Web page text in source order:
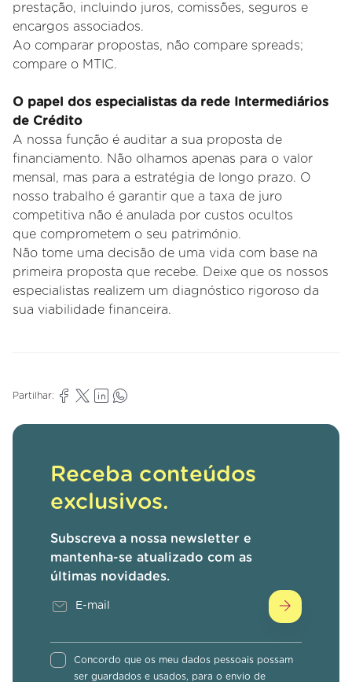
prestação, incluindo juros, comissões, seguros e
encargos associados.
Ao comparar propostas, não compare spreads;
compare o MTIC.
O papel dos especialistas da rede Intermediários
de Crédito
A nossa função é auditar a sua proposta de
financiamento. Não olhamos apenas para o valor
mensal, mas para a estratégia de longo prazo. O
nosso trabalho é garantir que a taxa de juro
competitiva não é anulada por custos ocultos
que comprometem o seu património.
Não tome uma decisão de uma vida com base na
primeira proposta que recebe. Deixe que os nossos
especialistas realizem um diagnóstico rigoroso da
sua viabilidade financeira.
Partilhar:
Receba conteúdos
exclusivos.
Subscreva a nossa newsletter e
mantenha-se atualizado com as
últimas novidades.
Concordo que os meu dados pessoais possam
ser guardados e usados, para o envio de